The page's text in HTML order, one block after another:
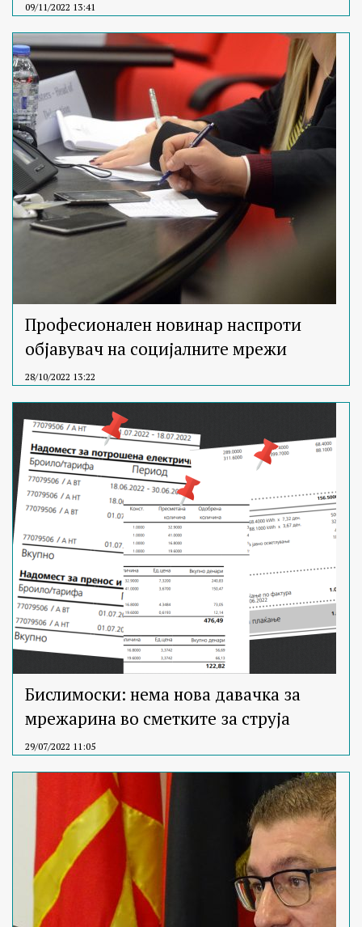
09/11/2022 13:41
Професионален новинар наспроти
објавувач на социјалните мрежи
28/10/2022 13:22
Бислимоски: нема нова давачка за
мрежарина во сметките за струја
29/07/2022 11:05